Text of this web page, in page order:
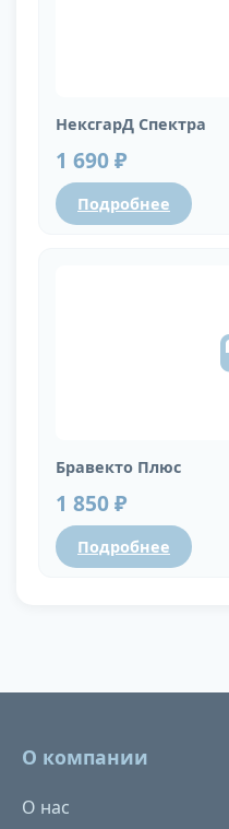
НексгарД Спектра
1 690 ₽
Подробнее
Бравекто Плюс
1 850 ₽
Подробнее
О компании
О нас